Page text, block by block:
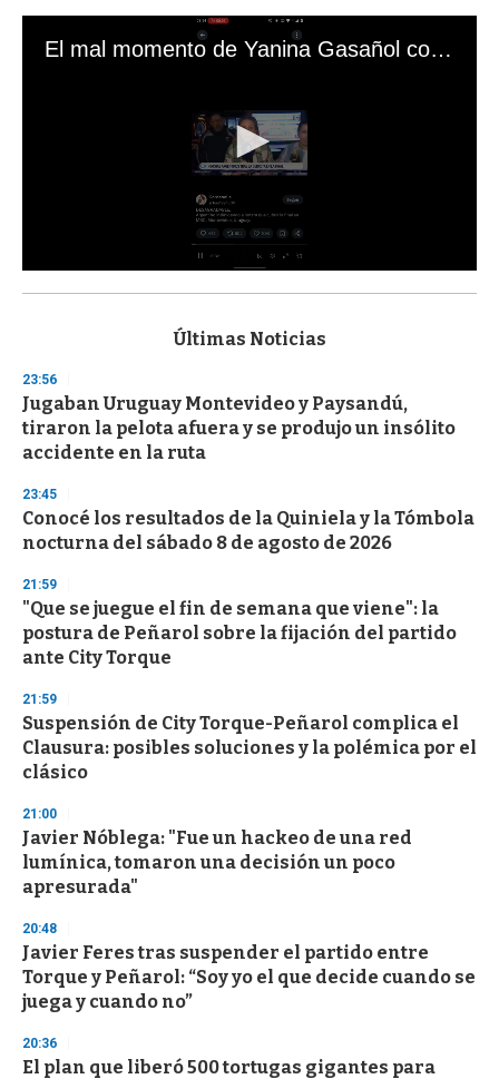
El mal momento de Yanina Gasañol con un hincha argentino en "Subrayado"
s
d
s
o
f
3
s
e
c
o
d
s
Últimas Noticias
23:56
Jugaban Uruguay Montevideo y Paysandú,
tiraron la pelota afuera y se produjo un insólito
accidente en la ruta
23:45
Conocé los resultados de la Quiniela y la Tómbola
nocturna del sábado 8 de agosto de 2026
21:59
"Que se juegue el fin de semana que viene": la
postura de Peñarol sobre la fijación del partido
ante City Torque
21:59
Suspensión de City Torque-Peñarol complica el
Clausura: posibles soluciones y la polémica por el
clásico
21:00
Javier Nóblega: "Fue un hackeo de una red
lumínica, tomaron una decisión un poco
apresurada"
20:48
Javier Feres tras suspender el partido entre
Torque y Peñarol: “Soy yo el que decide cuando se
juega y cuando no”
20:36
El plan que liberó 500 tortugas gigantes para